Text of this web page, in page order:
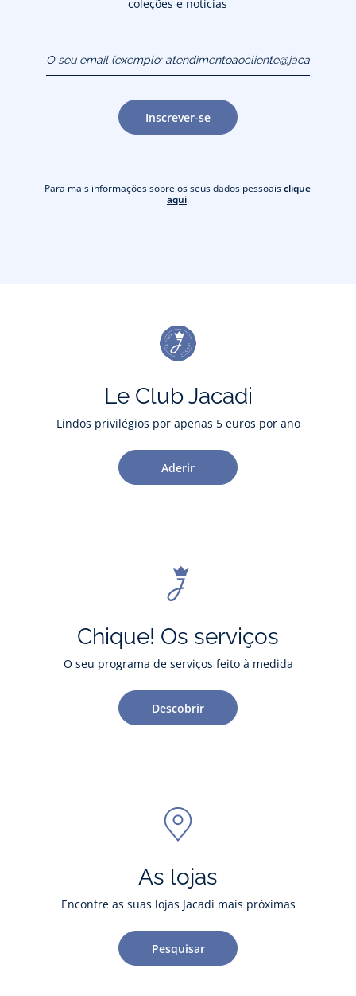
coleções e notícias
atendimentoaocliente@jacadi.pt)
Inscrever-se
Para mais informações sobre os seus dados pessoaisclique
aqui.
Le Club Jacadi
Lindos privilégios por apenas 5 euros por ano
Aderir
Chique! Os serviços
O seu programa de serviços feito à medida
Descobrir
As lojas
Encontre as suas lojas Jacadi mais próximas
Pesquisar